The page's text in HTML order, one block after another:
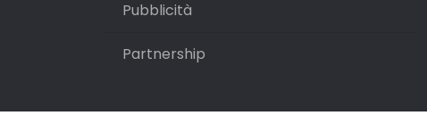
Pubblicità
Partnership